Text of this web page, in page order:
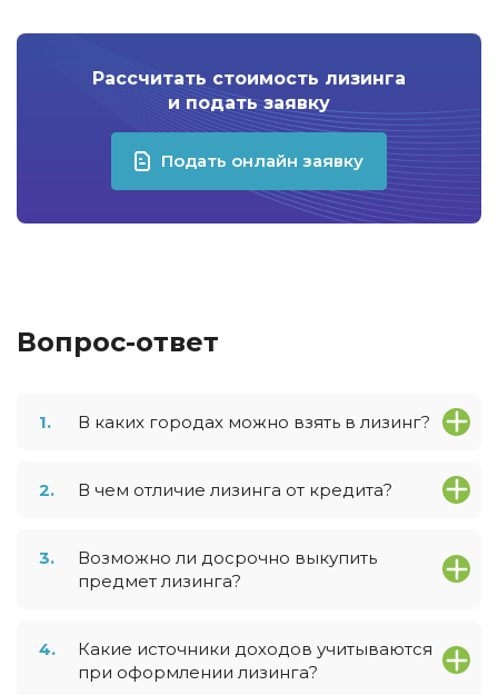
Рассчитать стоимость лизинга
и подать заявку
Подать онлайн заявку
Вопрос-ответ
1. В каких городах можно взять в лизинг?
2. В чем отличие лизинга от кредита?
3.
Возможно ли досрочно выкупить
предмет лизинга?
4.
Какие источники доходов учитываются
при оформлении лизинга?